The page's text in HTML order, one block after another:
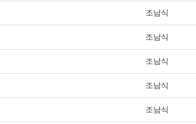
조남식
조남식
조남식
조남식
조남식